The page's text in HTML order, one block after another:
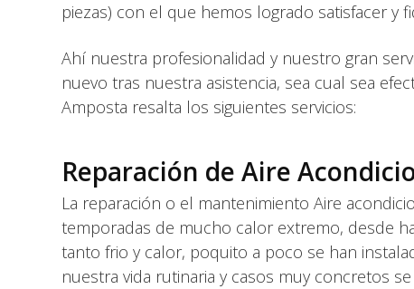
piezas) con el que hemos logrado satisfacer y
Ahí nuestra profesionalidad y nuestro gran
nuevo tras nuestra asistencia, sea cual sea
Amposta resalta los siguientes servicios:
Reparación de Aire
La reparación o el mantenimiento Aire
temporadas de mucho calor extremo, desde
tanto frio y calor, poquito a poco se han
nuestra vida rutinaria y casos muy concretos